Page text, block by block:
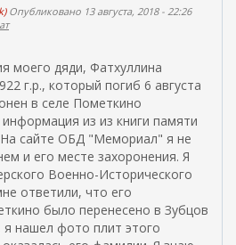
Опубликовано 13 августа, 2018 - 22:26
моего дяди, Фатхуллина
г.р., который погиб 6 августа
в селе Пометкино
из из книги памяти
сайте ОБД "Мемориал" я не
и его месте захоронения. Я
Военно-Исторического
ответили, что его
было перенесено в Зубцов
нашел фото плит этого